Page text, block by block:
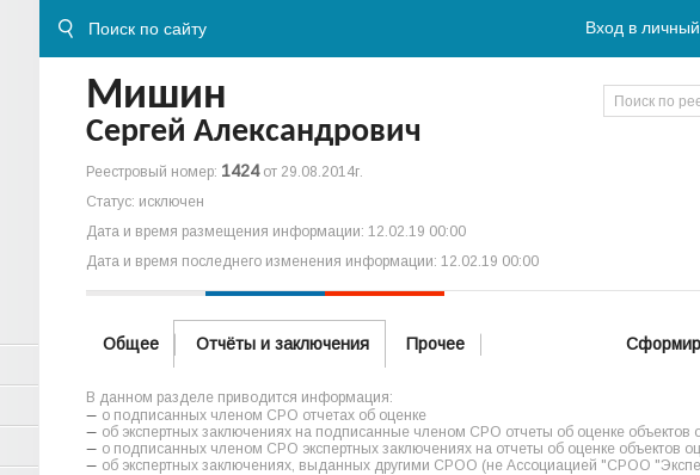
Вход в
Мишин
Сергей Александрович
Реестровый номер: 1424от 29.08.2014г.
Статус: исключен
Дата и время размещения информации: 12.02.19 00:00
Дата и время последнего изменения информации: 12.02.19 00:00
Общее Отчёты и заключения Прочее
В данном разделе приводится информация:
о подписанных членом СРО отчетах об оценке
об экспертных заключениях на подписанные членом СРО отчеты об оценке объектов
о подписанных членом СРО экспертных заключениях на отчеты об оценке объектов
об экспертных заключениях, выданных другими СРОО (не Ассоциацией "СРОО